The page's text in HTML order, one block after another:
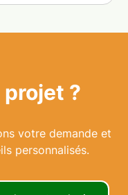
projet ?
votre demande et
personnalisés.